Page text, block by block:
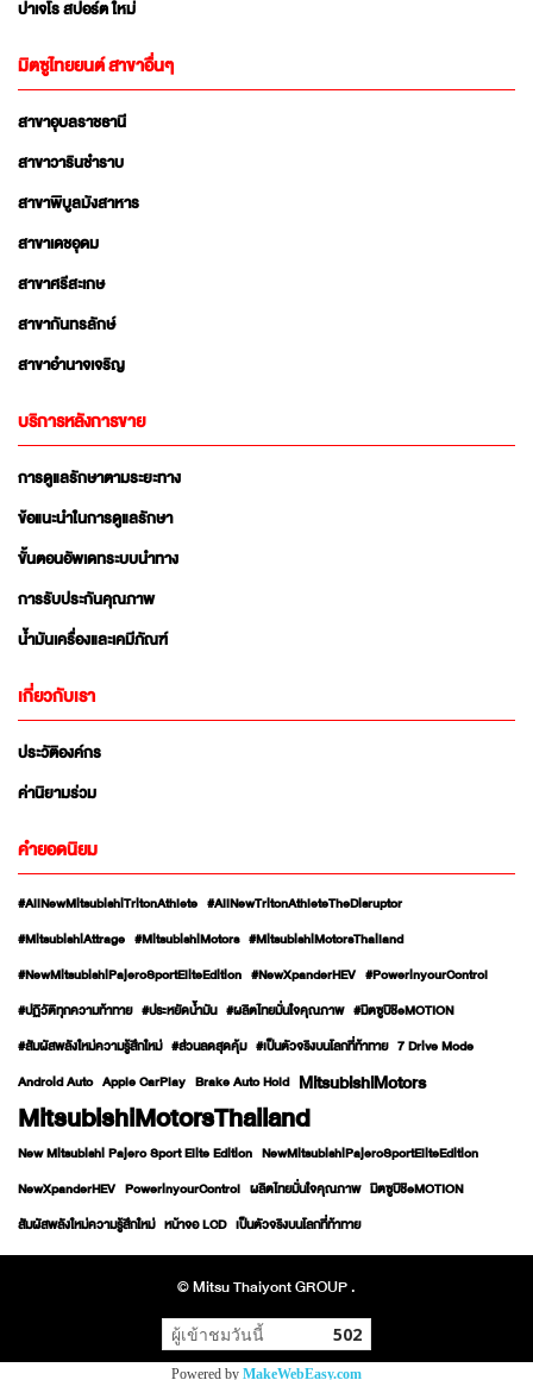
ปาเจโร สปอร์ต ใหม่
มิตซูไทยยนต์ สาขาอื่นๆ
สาขาอุบลราชธานี
สาขาวารินชำราบ
สาขาพิบูลมังสาหาร
สาขาเดชอุดม
สาขาศรีสะเกษ
สาขากันทรลักษ์
สาขาอำนาจเจริญ
บริการหลังการขาย
การดูแลรักษาตามระยะทาง
ข้อแนะนำในการดูแลรักษา
ขั้นตอนอัพเดทระบบนำทาง
การรับประกันคุณภาพ
น้ำมันเครื่องและเคมีภัณฑ์
เกี่ยวกับเรา
ประวัติองค์กร
ค่านิยามร่วม
คำยอดนิยม
#AllNewMitsubishiTritonAthlete #AllNewTritonAthleteTheDisruptor
#MitsubishiAttrage #MitsubishiMotors #MitsubishiMotorsThailand
#NewMitsubishiPajeroSportEliteEdition #NewXpanderHEV #PowerinyourControl
#ปฏิวัติทุกความท้าทาย #ประหยัดน้ำมัน #ผลิตไทยมั่นใจคุณภาพ #มิตซูบิชิeMOTION
#สัมผัสพลังใหม่ความรู้สึกใหม่ #ส่วนลดสุดคุ้ม #เป็นตัวจริงบนโลกที่ท้าทาย 7 Drive Mode
Android Auto Apple CarPlay Brake Auto Hold MitsubishiMotors
MitsubishiMotorsThailand
New Mitsubishi Pajero Sport Elite Edition NewMitsubishiPajeroSportEliteEdition
NewXpanderHEV PowerinyourControl ผลิตไทยมั่นใจคุณภาพ มิตซูบิชิeMOTION
สัมผัสพลังใหม่ความรู้สึกใหม่ หน้าจอ LCD เป็นตัวจริงบนโลกที่ท้าทาย
© Mitsu Thaiyont GROUP .
ผู้เข้าชมวันนี้ 502
Powered by MakeWebEasy.com